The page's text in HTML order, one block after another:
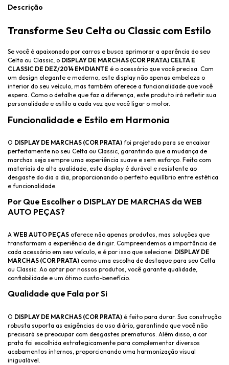
Descrição
Transforme Seu Celta ou Classic com Estilo
Se você é apaixonado por carros e busca aprimorar a aparência do seu
Celta ou Classic, o DISPLAY DE MARCHAS (COR PRATA) CELTA E
CLASSIC DE DEZ/2014 EM DIANTE é o acessório que você precisa. Com
um design elegante e moderno, este display não apenas embeleza o
interior do seu veículo, mas também oferece a funcionalidade que você
espera. Como o detalhe que faz a diferença, este produto irá refletir sua
personalidade e estilo a cada vez que você ligar o motor.
Funcionalidade e Estilo em Harmonia
O DISPLAY DE MARCHAS (COR PRATA) foi projetado para se encaixar
perfeitamente no seu Celta ou Classic, garantindo que a mudança de
marchas seja sempre uma experiência suave e sem esforço. Feito com
materiais de alta qualidade, este display é durável e resistente ao
desgaste do dia a dia, proporcionando o perfeito equilíbrio entre estética
e funcionalidade.
Por Que Escolher o DISPLAY DE MARCHAS da WEB
AUTO PEÇAS?
A WEB AUTO PEÇAS oferece não apenas produtos, mas soluções que
transformam a experiência de dirigir. Compreendemos a importância de
cada acessório em seu veículo, e é por isso que selecionei DISPLAY DE
MARCHAS (COR PRATA) como uma escolha de destaque para seu Celta
ou Classic. Ao optar por nossos produtos, você garante qualidade,
confiabilidade e um ótimo custo-benefício.
Qualidade que Fala por Si
O DISPLAY DE MARCHAS (COR PRATA) é feito para durar. Sua construção
robusta suporta as exigências do uso diário, garantindo que você não
precisará se preocupar com desgastes prematuros. Além disso, a cor
prata foi escolhida estrategicamente para complementar diversos
acabamentos internos, proporcionando uma harmonização visual
inigualável.